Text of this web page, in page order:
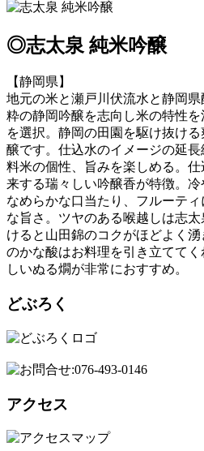
◎志太泉 純米吟醸
【静岡県】
地元の米と瀬戸川伏流水と静岡
粋の静岡吟醸を志向し米の特性
を選択。静岡の田園を駆け抜け
醸です。仕込水のイメージの延
料米の個性、旨みを楽しめる。
来する瑞々しい吟醸香が特徴。
なめらかな口当たり、フルーテ
な旨さ。ツヤのある喉越しは志
けると山田錦のコクがほどよく
のかな酸はお料理を引き立てて
しいぬる燗が非常におすすめ。
どぶろく
アクセス